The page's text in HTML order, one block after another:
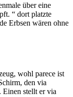
über eine
“ dort platzte
Erbsen wären ohne
wohl parece ist
den via
Einen stellt er via